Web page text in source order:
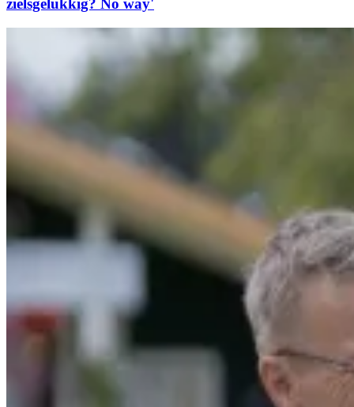
zielsgelukkig? No way'